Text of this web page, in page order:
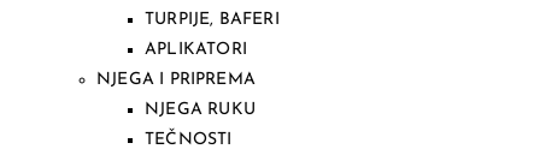
TURPIJE, BAFERI
APLIKATORI
NJEGA I PRIPREMA
NJEGA RUKU
TEČNOSTI